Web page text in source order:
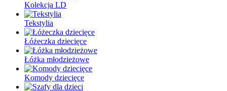
Kolekcja LD
Tekstylia
Łóżeczka dziecięce
Łóżka młodzieżowe
Komody dziecięce